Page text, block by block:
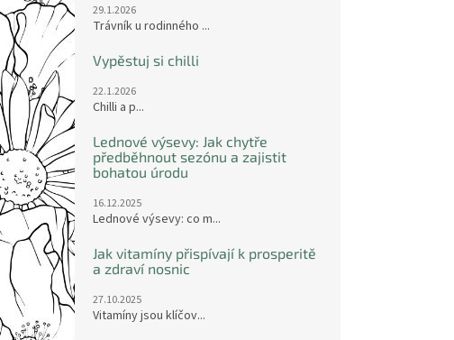
29.1.2026
Trávník u rodinného ...
Vypěstuj si chilli
22.1.2026
Chilli a p...
Lednové výsevy: Jak chytře
předběhnout sezónu a zajistit
bohatou úrodu
16.12.2025
Lednové výsevy: co m...
Jak vitamíny přispívají k prosperitě
a zdraví nosnic
27.10.2025
Vitamíny jsou klíčov...